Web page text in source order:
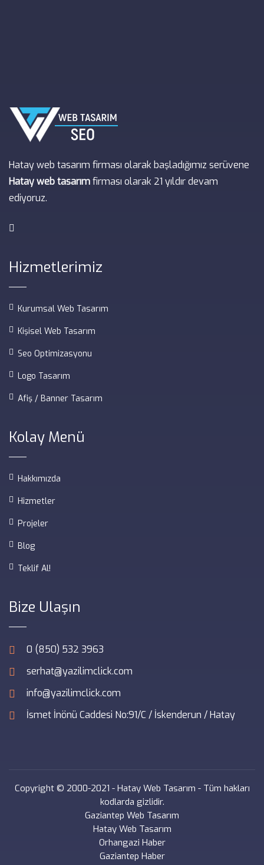
Hatay web tasarım firması olarak başladığımız serüvene
Hatay web tasarımfirması olarak 21 yıldır devam
ediyoruz.
Hizmetlerimiz
Kurumsal Web Tasarım
Kişisel Web Tasarım
Seo Optimizasyonu
Logo Tasarım
Afiş / Banner Tasarım
Kolay Menü
Hakkımızda
Hizmetler
Projeler
Blog
Teklif Al!
Bize Ulaşın
0 (850) 532 3963
serhat@yazilimclick.com
info@yazilimclick.com
İsmet İnönü Caddesi No:91/C / İskenderun / Hatay
Copyright © 2000-2021 - Hatay Web Tasarım - Tüm hakları
kodlarda gizlidir.
Gaziantep Web Tasarım
Hatay Web Tasarım
Orhangazi Haber
Gaziantep Haber